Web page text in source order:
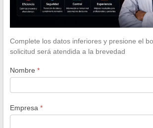
Complete los datos inferiores y presione el
solicitud será atendida a la brevedad
Nombre *
Empresa *